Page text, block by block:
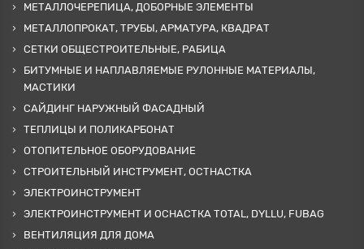
МЕТАЛЛОЧЕРЕПИЦА, ДОБОРНЫЕ ЭЛЕМЕНТЫ
МЕТАЛЛОПРОКАТ, ТРУБЫ, АРМАТУРА, КВАДРАТ
СЕТКИ ОБЩЕСТРОИТЕЛЬНЫЕ, РАБИЦА
БИТУМНЫЕ И НАПЛАВЛЯЕМЫЕ РУЛОННЫЕ МАТЕРИАЛЫ,
МАСТИКИ
САЙДИНГ НАРУЖНЫЙ ФАСАДНЫЙ
ТЕПЛИЦЫ И ПОЛИКАРБОНАТ
ОТОПИТЕЛЬНОЕ ОБОРУДОВАНИЕ
СТРОИТЕЛЬНЫЙ ИНСТРУМЕНТ, ОСТНАСТКА
ЭЛЕКТРОИНСТРУМЕНТ
ЭЛЕКТРОИНСТРУМЕНТ И ОСНАСТКА TOTAL, DYLLU, FUBAG
ВЕНТИЛЯЦИЯ ДЛЯ ДОМА